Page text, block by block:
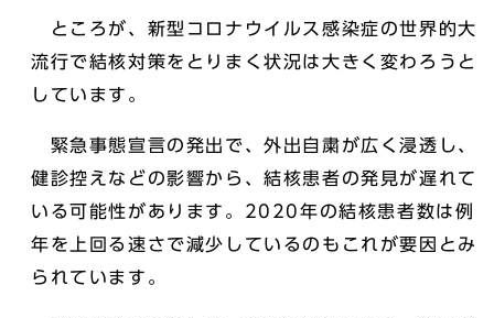
ところが、新型コロナウイルス感染症の世界的大
流行で結核対策をとりまく状況は大きく変わろうと
しています。
緊急事態宣言の発出で、外出自粛が広く浸透し、
健診控えなどの影響から、結核患者の発見が遅れて
いる可能性があります。2020年の結核患者数は例
年を上回る速さで減少しているのもこれが要因とみ
られています。